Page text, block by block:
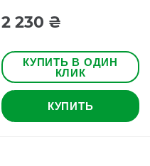
2 230 ₴
КУПИТЬ В ОДИН
КЛИК
КУПИТЬ